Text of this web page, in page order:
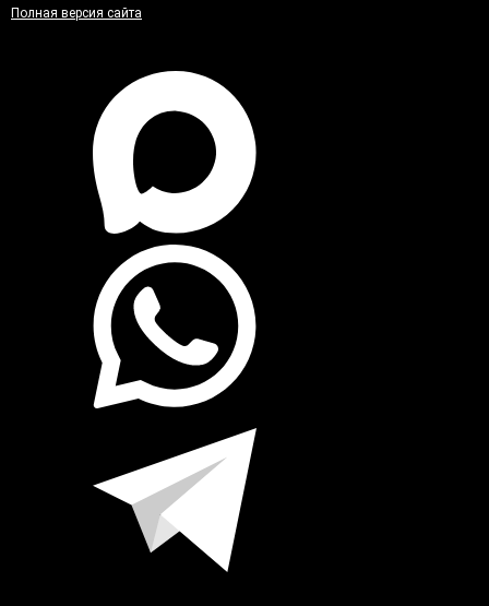
Полная версия сайта